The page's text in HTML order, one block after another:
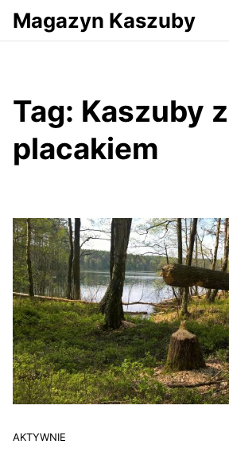
Przejdź do serwisu magazynkaszuby.pl
Magazyn Kaszuby
Tag: Kaszuby z
placakiem
AKTYWNIE